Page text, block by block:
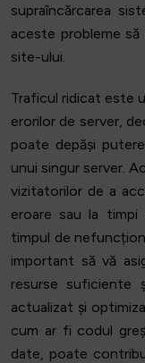
supraîncărcarea
aceste probleme
site-ului.
Traficul ridicat este
erorilor de server,
poate depăși
unui singur server.
vizitatorilor de a
eroare sau la timpi
timpul de
important să vă
resurse suficiente
actualizat și
cum ar fi codul
date, poate